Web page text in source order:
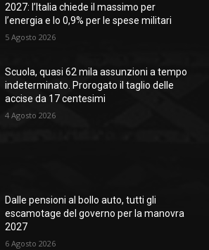
2027: l’Italia chiede il massimo per
l’energia e lo 0,9% per le spese militari
5 Agosto 2026
Scuola, quasi 62 mila assunzioni a tempo
indeterminato. Prorogato il taglio delle
accise da 17 centesimi
4 Agosto 2026
Dalle pensioni al bollo auto, tutti gli
escamotage del governo per la manovra
2027
6 Agosto 2026